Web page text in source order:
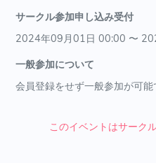
サークル参加申し込み受付
2024年09月01日 00:00 〜
一般参加について
会員登録をせず一般参加が可能
このイベントはサーク